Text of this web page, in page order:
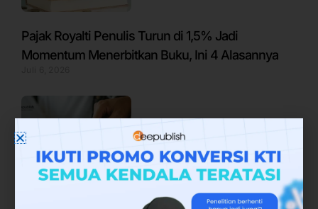
Pajak Royalti Penulis Turun di 1,5% Jadi
Momentum Menerbitkan Buku, Ini 4 Alasannya
Publikasi Jurnal vs Buku: Mana yang Terbaik